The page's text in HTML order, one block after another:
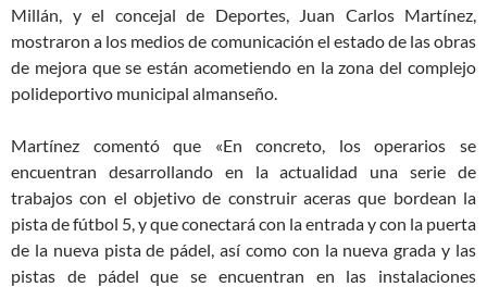
Millán, y el concejal de Deportes, Juan Carlos Martínez,
mostraron a los medios de comunicación el estado de las obras
de mejora que se están acometiendo en la zona del complejo
polideportivo municipal almanseño.
Martínez comentó que «En concreto, los operarios se
encuentran desarrollando en la actualidad una serie de
trabajos con el objetivo de construir aceras que bordean la
pista de fútbol 5, y que conectará con la entrada y con la puerta
de la nueva pista de pádel, así como con la nueva grada y las
pistas de pádel que se encuentran en las instalaciones